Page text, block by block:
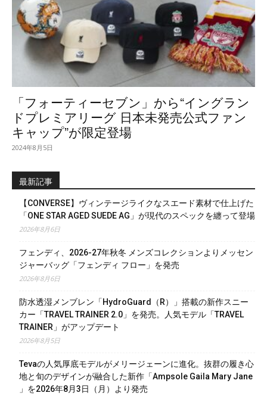
「フォーティーセブン」から“イングラン
ドプレミアリーグ 日本未発売公式ファン
キャップ”が限定登場
2024年8月5日
最新記事
【CONVERSE】ヴィンテージライクなスエード素材で仕上げた
「ONE STAR AGED SUEDE AG」が現代のスペックを纏って登場
2026年8月6日
フェンディ、2026-27年秋冬 メンズコレクションよりメッセン
ジャーバッグ「フェンディ フロー」を発売
2026年8月6日
防水透湿メンブレン「HydroGuard（R）」搭載の新作スニー
カー「TRAVEL TRAINER 2.0」を発売。人気モデル「TRAVEL
TRAINER」がアップデート
2026年8月5日
Tevaの人気厚底モデルがメリージェーンに進化。抜群の履き心
地と旬のデザインが融合した新作「Ampsole Gaila Mary Jane
」を2026年8月3日（月）より発売